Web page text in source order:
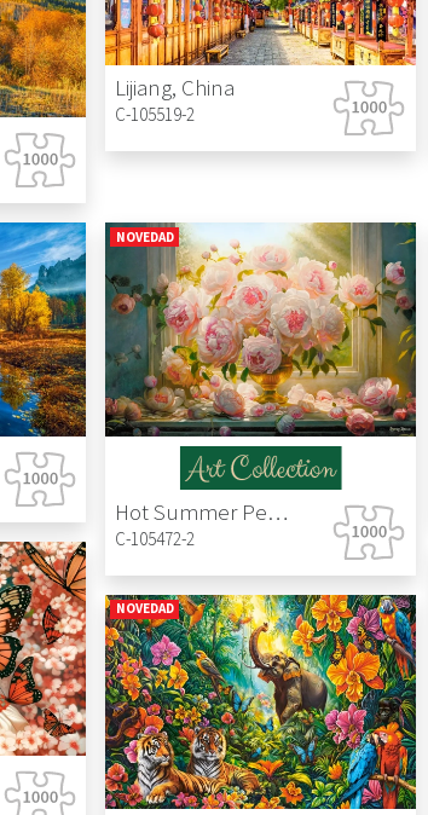
Lijiang, China
C-105519-2
NOVEDAD
Hot Summer Peonies
C-105472-2
NOVEDAD